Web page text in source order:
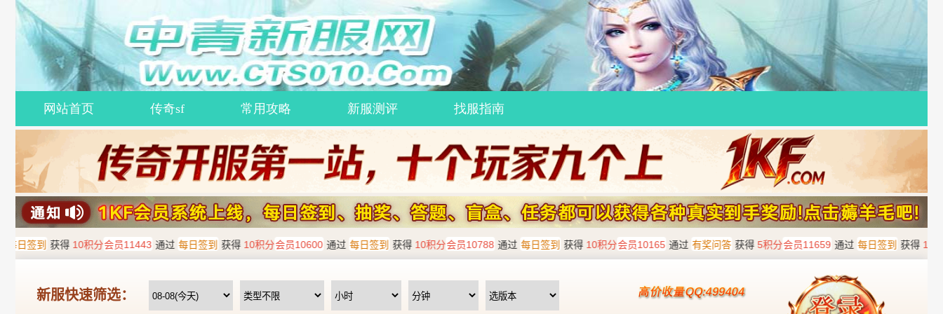
网站首页 传奇sf 常用攻略 新服测评 找服指南